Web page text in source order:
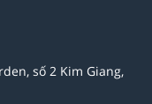
số 2 Kim Giang,